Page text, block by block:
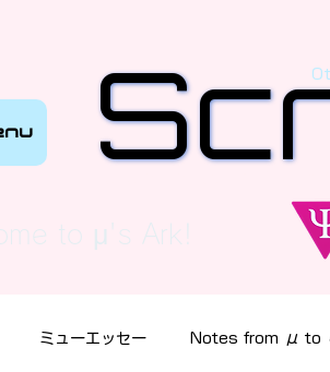
to μ's Ark!
ミューエッセー Notes from μ to